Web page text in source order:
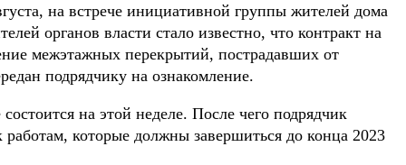
на встрече инициативной группы жителей дома
органов власти стало известно, что контракт на
межэтажных перекрытий, пострадавших от
подрядчику на ознакомление.
на этой неделе. После чего подрядчик
работам, которые должны завершиться до конца 2023